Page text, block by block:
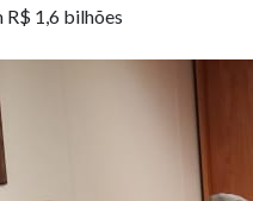
R$ 1,6 bilhões